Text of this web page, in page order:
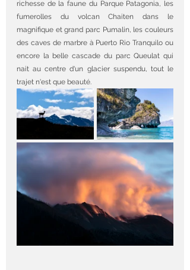
richesse de la faune du Parque Patagonia, les
fumerolles du volcan Chaiten dans le
magnifique et grand parc Pumalin, les couleurs
des caves de marbre à Puerto Rio Tranquilo ou
encore la belle cascade du parc Queulat qui
nait au centre d'un glacier suspendu, tout le
trajet n'est que beauté.